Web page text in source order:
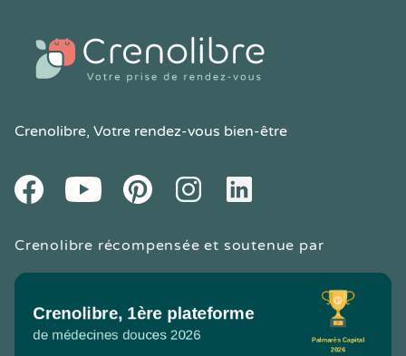
Crenolibre, Votre rendez-vous bien-être
FacebookYoutube PinteresetInstagramLinkedIn
Crenolibre récompensée et soutenue par